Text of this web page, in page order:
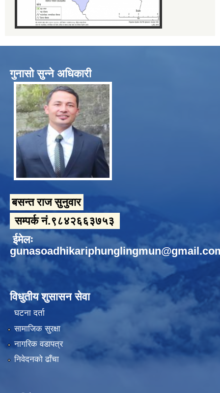
गुनासो सुन्ने अधिकारी
बसन्त राज सुनुवार
सम्पर्क नं.९८४२६६३७५३
ईमेलः
विधुतीय शुसासन सेवा
घटना दर्ता
सामाजिक सुरक्षा
नागरिक वडापत्र
निवेदनको ढाँचा